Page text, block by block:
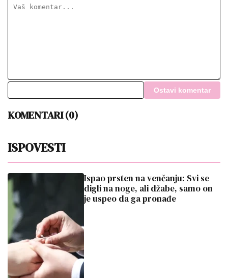
Ostavi komentar
KOMENTARI (0)
ISPOVESTI
Ispao prsten na venčanju: Svi se
digli na noge, ali džabe, samo on
je uspeo da ga pronađe